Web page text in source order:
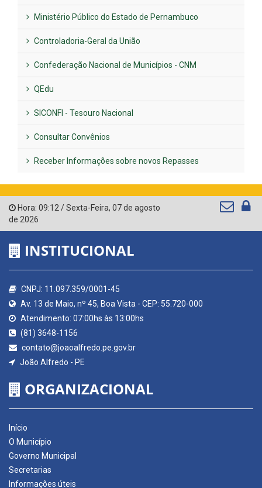
Ministério Público do Estado de Pernambuco
Controladoria-Geral da União
Confederação Nacional de Municípios - CNM
QEdu
SICONFI - Tesouro Nacional
Consultar Convênios
Receber Informações sobre novos Repasses
Hora: 09:12 /Sexta-Feira, 07 de agosto
de 2026
INSTITUCIONAL
CNPJ: 11.097.359/0001-45
Av. 13 de Maio, nº 45, Boa Vista - CEP: 55.720-000
Atendimento: 07:00hs às 13:00hs
(81) 3648-1156
contato@joaoalfredo.pe.gov.br
João Alfredo - PE
ORGANIZACIONAL
Início
O Município
Governo Municipal
Secretarias
Informações úteis